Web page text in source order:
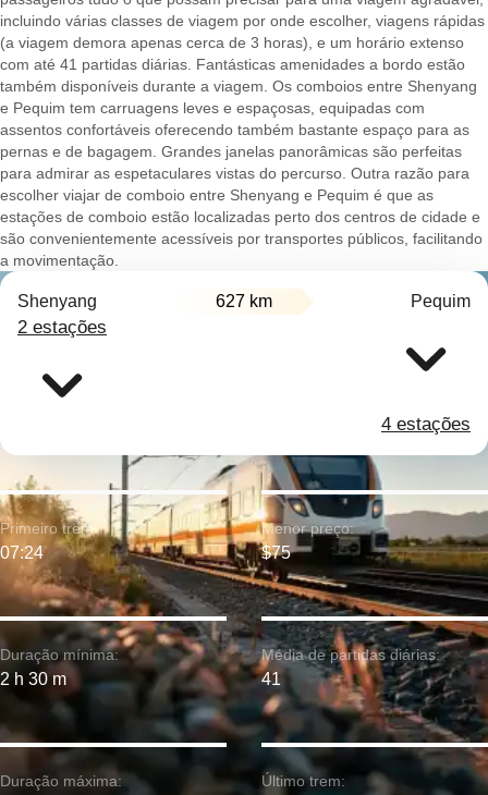
incluindo várias classes de viagem por onde escolher, viagens rápidas
(a viagem demora apenas cerca de 3 horas), e um horário extenso
com até 41 partidas diárias. Fantásticas amenidades a bordo estão
também disponíveis durante a viagem. Os comboios entre Shenyang
e Pequim tem carruagens leves e espaçosas, equipadas com
assentos confortáveis oferecendo também bastante espaço para as
pernas e de bagagem. Grandes janelas panorâmicas são perfeitas
para admirar as espetaculares vistas do percurso. Outra razão para
escolher viajar de comboio entre Shenyang e Pequim é que as
estações de comboio estão localizadas perto dos centros de cidade e
são convenientemente acessíveis por transportes públicos, facilitando
a movimentação.
Shenyang 627 km Pequim
2 estações
4 estações
Duração mínima:
2 h 30 m
Primeiro trem:
07:24
Duração máxima:
Menor preço:
$75
Média de partidas diárias:
41
Último trem: